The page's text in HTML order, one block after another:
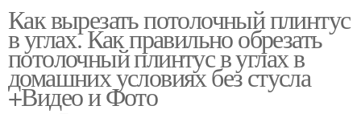
Как вырезать потолочный плинтус
в углах. Как правильно обрезать
потолочный плинтус в углах в
домашних условиях без стусла
+Видео и Фото